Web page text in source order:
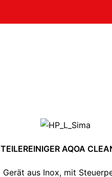
TEILEREINIGER AQOA
Gerät aus Inox, mit